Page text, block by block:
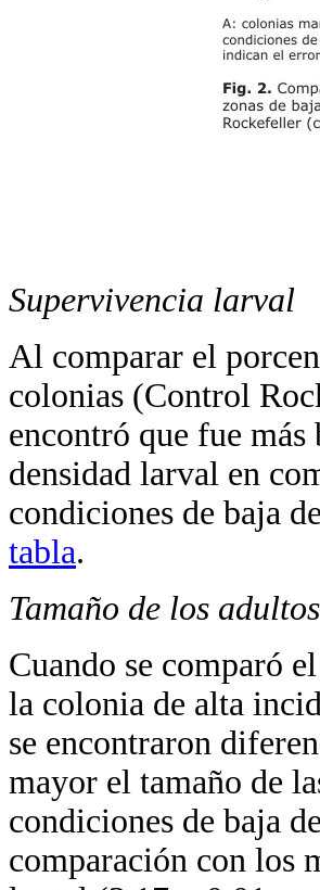
Supervivencia larval
Al comparar el
colonias (Control
encontró que fue
densidad larval en
condiciones de baja
tabla.
Tamaño de los adultos
Cuando se comparó
la colonia de alta
se encontraron
mayor el tamaño de
condiciones de baja
comparación con los